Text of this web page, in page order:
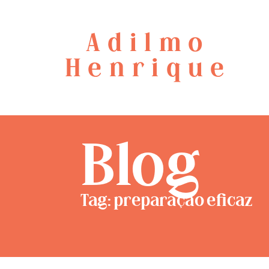
Adilmo
Henrique
Blog
Tag: preparação eficaz